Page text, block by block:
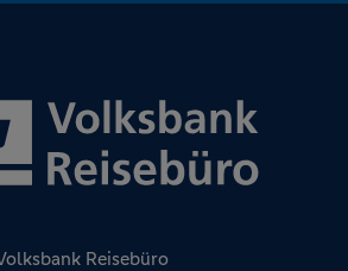
Reisebüro